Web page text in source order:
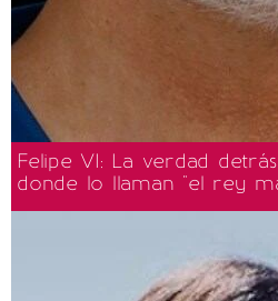
Felipe VI: La verdad
donde lo llaman "el rey